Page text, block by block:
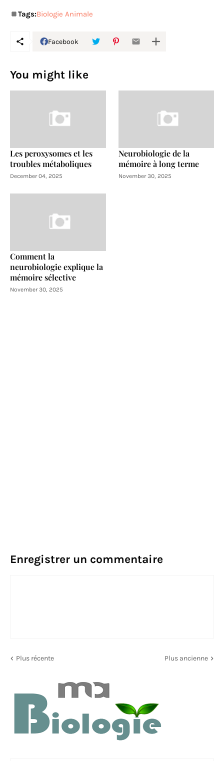
Tags:Biologie Animale
Facebook
You might like
Les peroxysomes et les
troubles métaboliques
December 04, 2025
Neurobiologie de la
mémoire à long terme
November 30, 2025
Comment la
neurobiologie explique la
mémoire sélective
November 30, 2025
Enregistrer un commentaire
Plus récente Plus ancienne